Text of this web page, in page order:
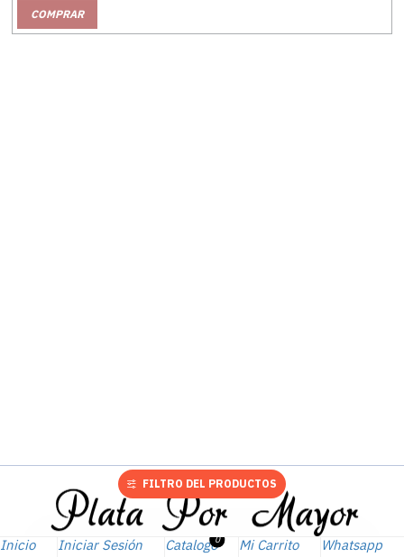
COMPRAR
Inicio Iniciar Sesión Catalogo Mi Carrito
0 Whatsapp
FILTRO DEL PRODUCTOS